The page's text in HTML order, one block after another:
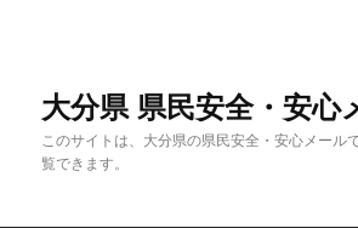
大分県 県民安全・安心
このサイトは、大分県の県民安全・安心メール
覧できます。